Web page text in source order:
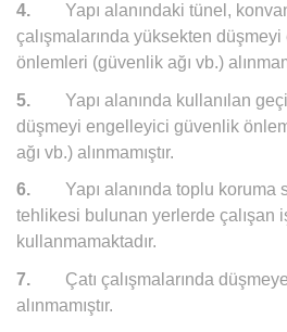
4. Yapı alanındaki tünel,
çalışmalarında yüksekten
önlemleri (güvenlik ağı vb.)
5. Yapı alanında kullanılan
düşmeyi engelleyici güvenlik
ağı vb.) alınmamıştır.
6. Yapı alanında toplu
tehlikesi bulunan yerlerde çalışan
kullanmamaktadır.
7. Çatı çalışmalarında
alınmamıştır.